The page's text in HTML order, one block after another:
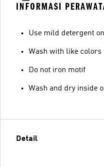
INFORMASI
Use mild detergent
Wash with like colors
Do not iron motif
Wash and dry inside
Detail